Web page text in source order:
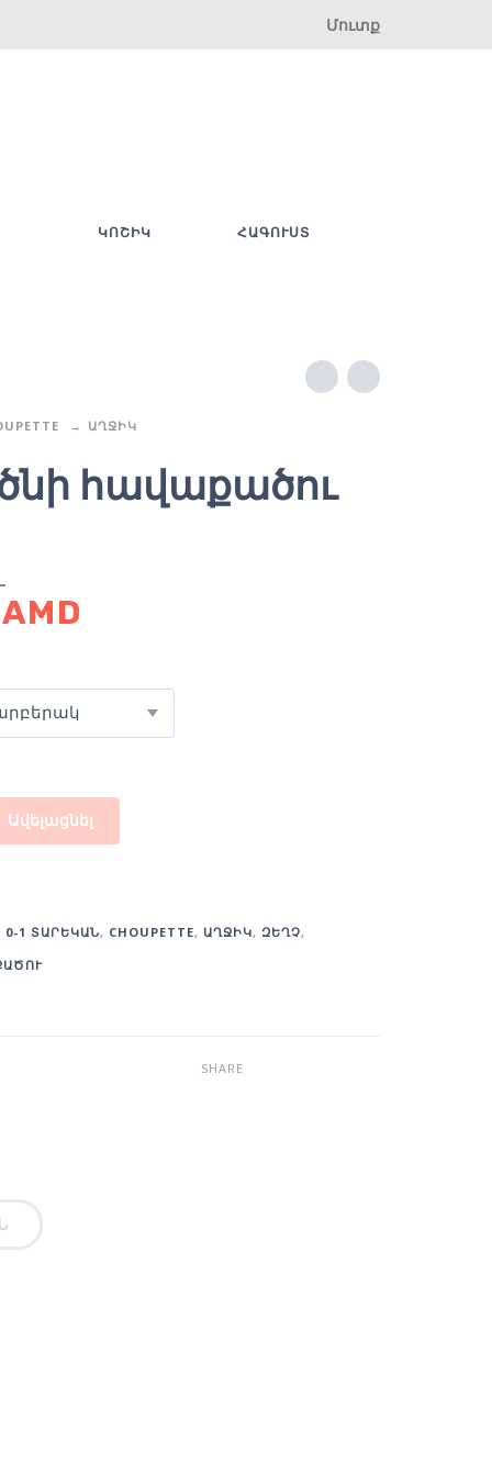
Մուտք
ԿՈՇԻԿ ՀԱԳՈՒՍՏ
ԱՂՋԻԿ
հավաքածու
AMD
Ավելացնել
0-1 ՏԱՐԵԿԱՆ, CHOUPETTE, ԱՂՋԻԿ, ԶԵՂՉ,
SHARE